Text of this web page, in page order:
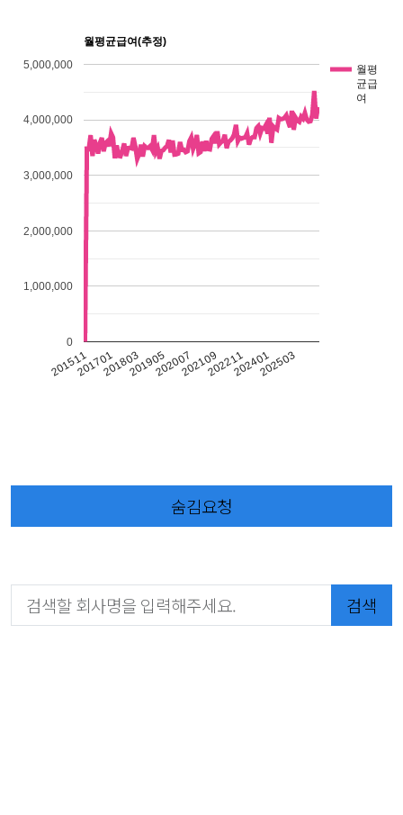
월평균급여(추정)
월평
균급
여
201511201701201803201905202007202109202211202401202503
0
1,000,000
2,000,000
3,000,000
4,000,000
5,000,000
숨김요청
검색